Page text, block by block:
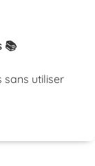
📚
sans utiliser